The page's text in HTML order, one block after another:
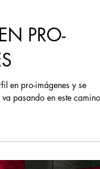
PRO-
en pro-imágenes y se